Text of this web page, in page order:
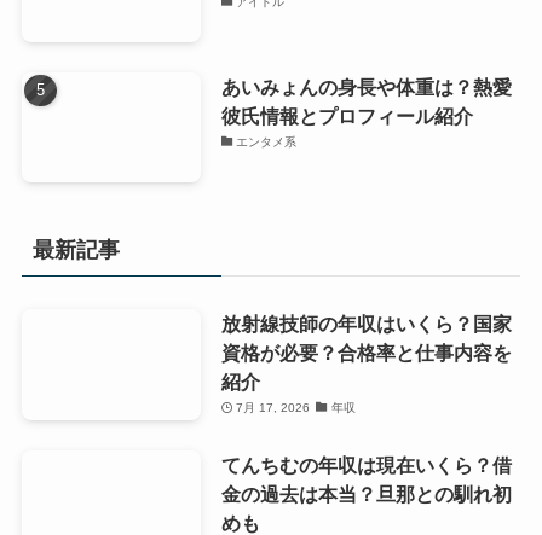
あいみょんの身長や体重は？熱愛
彼氏情報とプロフィール紹介
エンタメ系
最新記事
放射線技師の年収はいくら？国家
資格が必要？合格率と仕事内容を
紹介
7月 17, 2026 年収
てんちむの年収は現在いくら？借
金の過去は本当？旦那との馴れ初
めも